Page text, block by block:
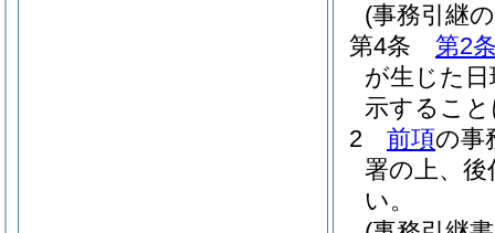
(事務引継
第4条
第2
が生じた
示するこ
2
前項の事
署の上、
い。